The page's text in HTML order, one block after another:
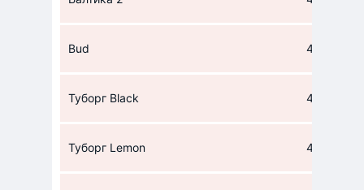
Bud 40
Туборг Black 41
Туборг Lemon 41